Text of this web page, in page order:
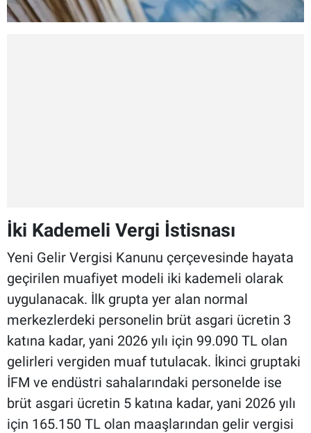
İki Kademeli Vergi İstisnası
Yeni Gelir Vergisi Kanunu çerçevesinde hayata
geçirilen muafiyet modeli iki kademeli olarak
uygulanacak. İlk grupta yer alan normal
merkezlerdeki personelin brüt asgari ücretin 3
katına kadar, yani 2026 yılı için 99.090 TL olan
gelirleri vergiden muaf tutulacak. İkinci gruptaki
İFM ve endüstri sahalarındaki personelde ise
brüt asgari ücretin 5 katına kadar, yani 2026 yılı
için 165.150 TL olan maaşlarından gelir vergisi